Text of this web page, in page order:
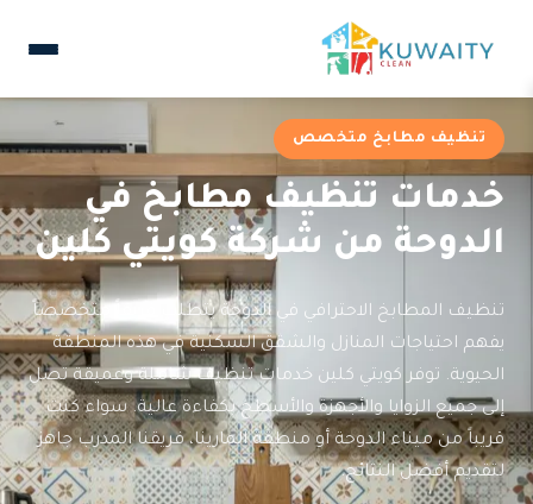
تنظيف مطابخ متخصص
خدمات تنظيف مطابخ في
الدوحة من شركة كويتي كلين
تنظيف المطابخ الاحترافي في الدوحة يتطلب فريقاً متخصصاً
يفهم احتياجات المنازل والشقق السكنية في هذه المنطقة
الحيوية. توفر كويتي كلين خدمات تنظيف شاملة وعميقة تصل
إلى جميع الزوايا والأجهزة والأسطح بكفاءة عالية. سواء كنت
قريباً من ميناء الدوحة أو منطقة المارينا، فريقنا المدرب جاهز
لتقديم أفضل النتائج.